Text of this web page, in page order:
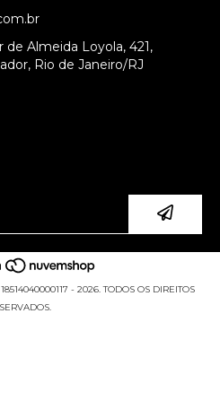
Almeida Loyola, 421,
Rio de Janeiro/RJ
- 2026. TODOS OS DIREITOS